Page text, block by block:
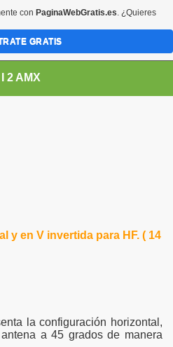
2 AMX
y en V invertida para HF. ( 14
la configuración horizontal,
a 45 grados de manera
con PaginaWebGratis.es. ¿Quieres
GRATIS